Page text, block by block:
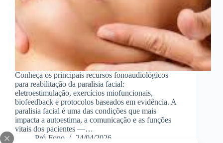
Conheça os principais recursos fonoaudiológicos
para reabilitação da paralisia facial:
eletroestimulação, exercícios miofuncionais,
biofeedback e protocolos baseados em evidência. A
paralisia facial é uma das condições que mais
impacta a autoestima, a comunicação e as funções
vitais dos pacientes —…
Pró-Fono
24/04/2026